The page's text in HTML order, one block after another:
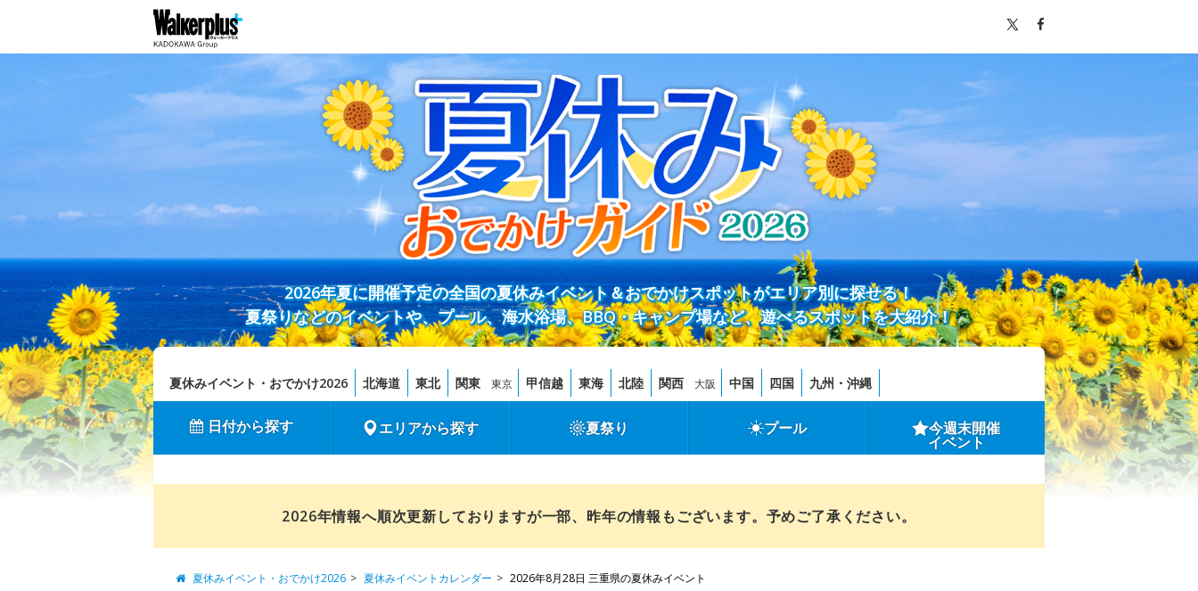
2026年夏に開催予定の全国の夏休みイベント＆おでかけスポットがエリア別に探せる！
夏祭りなどのイベントや、プール、海水浴場、BBQ・キャンプ場など、遊べるスポットを大紹介！
夏休みイベント・おでかけ2026 北海道 東北 関東 東京 甲信越 東海 北陸 関西 大阪 中国 四国 九州・沖縄
日付から探す エリアから探す 夏祭り プール 今週末開催
イベント
2026年情報へ順次更新しておりますが一部、昨年の情報もございます。予めご了承ください。
夏休みイベント・おでかけ2026 夏休みイベントカレンダー 2026年8月28日 三重県の夏休みイベント